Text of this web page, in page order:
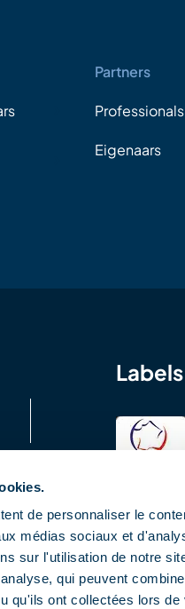
de personnaliser le
médias sociaux et
sur l'utilisation de notre
qui peuvent
qu'ils ont collectées lors
Partners
Eigenaars